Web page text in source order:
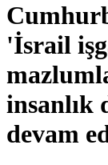
'İsrail
insanlık
devam